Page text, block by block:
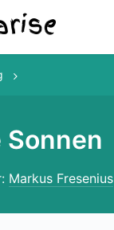
Markus Fresenius